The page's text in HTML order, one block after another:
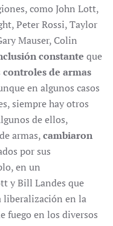
como John Lott,
Peter Rossi, Taylor
Mauser, Colin
constante que
controles de armas
en algunos casos
siempre hay otros
de ellos,
armas,cambiaron
por sus
en un
y Bill Landes que
liberalización en la
fuego en los diversos